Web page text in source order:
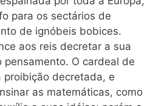
para os sectários de
de ignóbeis bobices.
aos reis decretar a sua
pensamento. O cardeal de
proibição decretada, e
as matemáticas, como